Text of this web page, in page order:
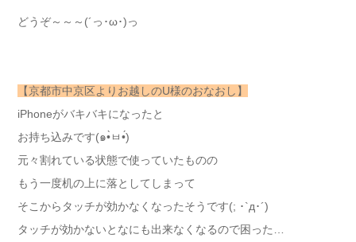
どうぞ～～～(´っ･ω･)っ
【京都市中京区よりお越しのU様のおなおし】
iPhoneがバキバキになったと
お持ち込みです(๑•̀ㅂ•́)
元々割れている状態で使っていたものの
もう一度机の上に落としてしまって
そこからタッチが効かなくなったそうです(; ･`д･´)
タッチが効かないとなにも出来なくなるので困った…